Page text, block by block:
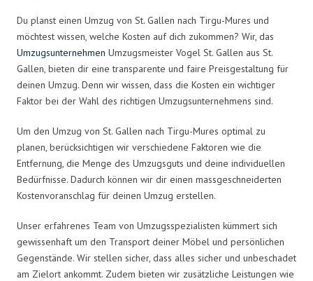
Du planst einen Umzug von St. Gallen nach Tirgu-Mures und
möchtest wissen, welche Kosten auf dich zukommen? Wir, das
Umzugsunternehmen Umzugsmeister Vogel St. Gallen aus St.
Gallen, bieten dir eine transparente und faire Preisgestaltung für
deinen Umzug. Denn wir wissen, dass die Kosten ein wichtiger
Faktor bei der Wahl des richtigen Umzugsunternehmens sind.
Um den Umzug von St. Gallen nach Tirgu-Mures optimal zu
planen, berücksichtigen wir verschiedene Faktoren wie die
Entfernung, die Menge des Umzugsguts und deine individuellen
Bedürfnisse. Dadurch können wir dir einen massgeschneiderten
Kostenvoranschlag für deinen Umzug erstellen.
Unser erfahrenes Team von Umzugsspezialisten kümmert sich
gewissenhaft um den Transport deiner Möbel und persönlichen
Gegenstände. Wir stellen sicher, dass alles sicher und unbeschadet
am Zielort ankommt. Zudem bieten wir zusätzliche Leistungen wie